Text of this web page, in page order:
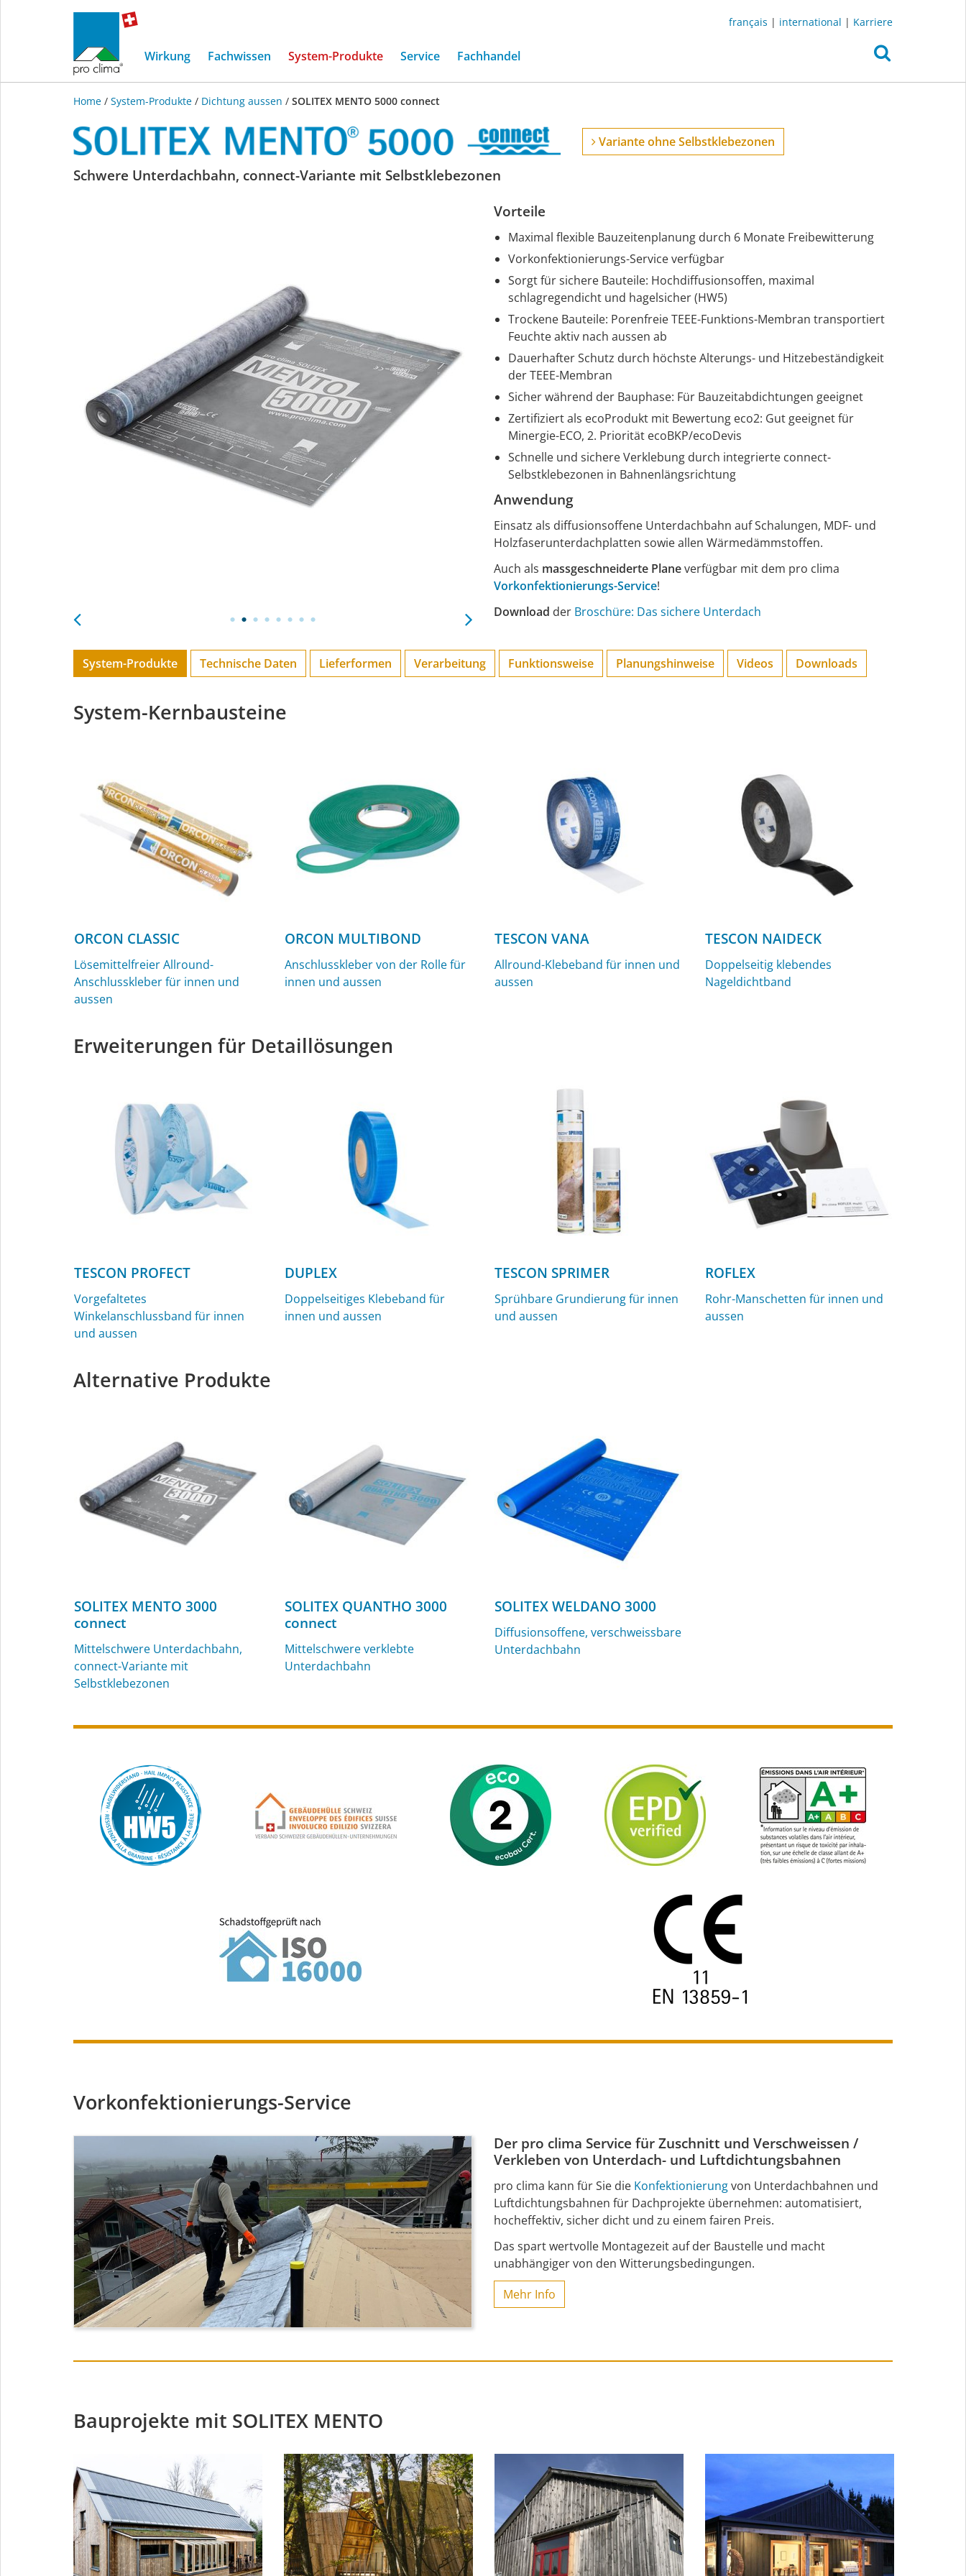
français | international | Karriere
Wirkung Fachwissen System-Produkte(current)
Service Fachhandel
Home / System-Produkte / Dichtung aussen / SOLITEX MENTO 5000 connect
SOLITEX
Variante ohne Selbstklebezonen
Schwere Unterdachbahn, connect-Variante mit Selbstklebezonen
Vorteile
Maximal flexible Bauzeitenplanung durch 6 Monate Freibewitterung
Vorkonfektionierungs-Service verfügbar
Sorgt für sichere Bauteile: Hochdiffusionsoffen, maximal
schlagregendicht und hagelsicher (HW5)
Trockene Bauteile: Porenfreie TEEE-Funktions-Membran transportiert
Feuchte aktiv nach aussen ab
Dauerhafter Schutz durch höchste Alterungs- und Hitzebeständigkeit
der TEEE-Membran
Sicher während der Bauphase: Für Bauzeitabdichtungen geeignet
Zertifiziert als ecoProdukt mit Bewertung eco2: Gut geeignet für
Minergie-ECO, 2. Priorität ecoBKP/ecoDevis
Schnelle und sichere Verklebung durch integrierte connect-
Selbstklebezonen in Bahnenlängsrichtung
Anwendung
Einsatz als diffusionsoffene Unterdachbahn auf Schalungen, MDF- und
Holzfaserunterdachplatten sowie allen Wärmedämmstoffen.
Auch als massgeschneiderte Planeverfügbar mit dem pro clima
Vorkonfektionierungs-Service!
Download der Broschüre: Das sichere Unterdach
System-Produkte Technische Daten Lieferformen Verarbeitung Funktions­weise Planungs­hinweise Videos Downloads
System-Kernbausteine
ORCON CLASSIC
Lösemittelfreier Allround-
Anschlusskleber für innen und
aussen
ORCON MULTIBOND
Anschlusskleber von der Rolle für
innen und aussen
TESCON VANA
Allround-Klebeband für innen und
aussen
TESCON NAIDECK
Doppelseitig klebendes
Nageldichtband
Erweiterungen für Detaillösungen
TESCON PROFECT
Vorgefaltetes
Winkelanschlussband für innen
und aussen
DUPLEX
Doppelseitiges Klebeband für
innen und aussen
TESCON SPRIMER
Sprühbare Grundierung für innen
und aussen
ROFLEX
Rohr-Manschetten für innen und
aussen
Alternative Produkte
SOLITEX MENTO 3000
connect
Mittelschwere Unterdachbahn,
connect-Variante mit
Selbstklebezonen
SOLITEX QUANTHO 3000
connect
Mittelschwere verklebte
Unterdachbahn
SOLITEX WELDANO 3000
Diffusionsoffene, verschweissbare
Unterdachbahn
Vorkonfektionierungs-Service
Der pro clima Service für Zuschnitt und Verschweissen /
Verkleben von Unterdach- und Luftdichtungsbahnen
pro clima kann für Sie die Konfektionierungvon Unterdachbahnen und
Luftdichtungsbahnen für Dachprojekte übernehmen: automatisiert,
hocheffektiv, sicher dicht und zu einem fairen Preis.
Das spart wertvolle Montagezeit auf der Baustelle und macht
unabhängiger von den Witterungsbedingungen.
Mehr Info
Bauprojekte mit SOLITEX MENTO